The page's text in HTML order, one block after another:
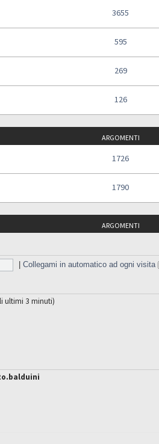
3655
595
269
126
ARGOMENTI
1726
1790
ARGOMENTI
|Collegami in automatico ad ogni visita
ultimi 3 minuti)